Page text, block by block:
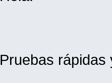
Pruebas